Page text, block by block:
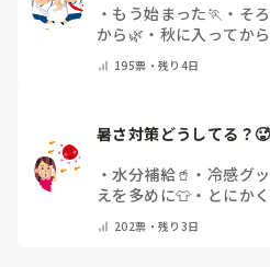
・ もう始まった🏃 ・ そ
から🌿 ・ 秋に入ってか
195票・残り4日
暑さ対策どうしてる？🥵
・水分補給🥤 ・ 冷感グ
えを多めに👕 ・ とにか
202票・残り3日